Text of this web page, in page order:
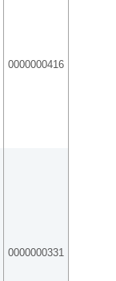
0000000416
0000000331